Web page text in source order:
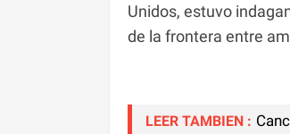
Unidos, estuvo
de la frontera entre
LEER TAMBIEN :